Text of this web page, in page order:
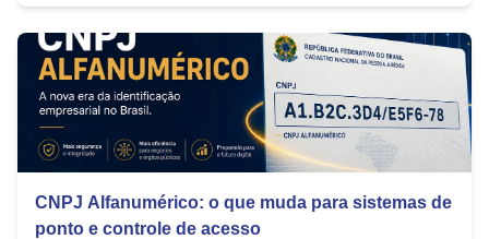
CNPJ Alfanumérico: o que muda para sistemas de
ponto e controle de acesso